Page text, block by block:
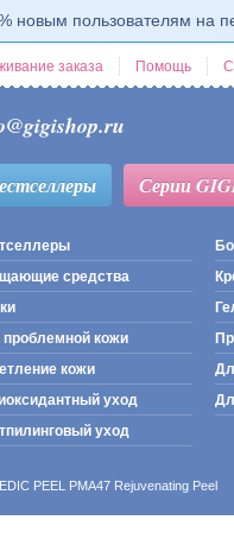
новым пользователям на
заказа Помощь
Серии
средства
кожи
кожи
уход
уход
PEEL PMA47 Rejuvenating Peel